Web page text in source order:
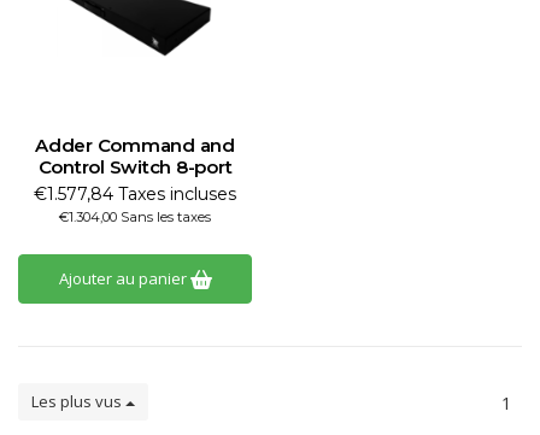
Adder Command and
Control Switch 8-port
€1.577,84 Taxes incluses
€1.304,00 Sans les taxes
Ajouter au panier
Les plus vus 1